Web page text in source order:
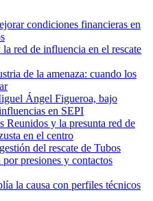
condiciones financieras en
red de influencia en el rescate
de la amenaza: cuando los
Ángel Figueroa, bajo
en SEPI
Reunidos y la presunta red de
en el centro
del rescate de Tubos
presiones y contactos
la causa con perfiles técnicos